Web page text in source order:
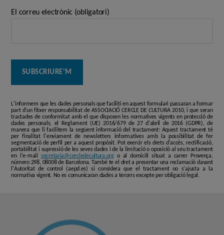
El correu electrònic (obligatori)
L'informem que les dades personals que faciliti en aquest formulari passaran a formar
part d'un fitxer responsabilitat de ASSOCIACIÓ CERCLE DE CULTURA 2010, i que seran
tractades de conformitat amb el que disposen les normatives vigents en protecció de
dades personals, el Reglament (UE) 2016/679 de 27 d'abril de 2016 (GDPR), de
manera que li facilitem la següent informació del tractament: Aquest tractament té
per finalitat l'enviament de newsletters informatives amb la possibilitat de fer
segmentació de perfil per a aquest propòsit. Pot exercir els drets d'accés, rectificació,
portabilitat i supressió de les seves dades i de la limitació o oposició al seu tractament
en l'e-mail secretaria@cercledecultura.orgo al domicili situat a carrer Provença,
número 298, 08008 de Barcelona. També te el dret a presentar una reclamació davant
l'Autoritat de control (aepd.es) si considera que el tractament no s'ajusta a la
normativa vigent. No es comunicaran dades a tercers excepte per obligació legal.